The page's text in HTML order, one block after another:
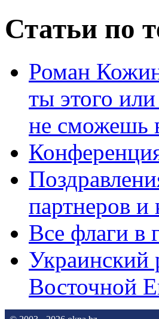
Статьи по
Роман
ты этого
не сможешь
партнеров и
Все флаги в
Восточной